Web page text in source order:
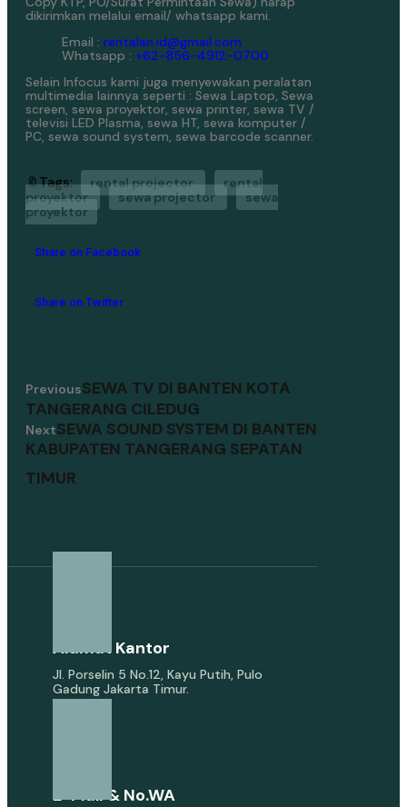
dikirimkan melalui email/ whatsapp kami.
Email : rentalan.id@gmail.com
Whatsapp : +62-856-4912-0700
Selain Infocus kami juga menyewakan peralatan
multimedia lainnya seperti : Sewa Laptop, Sewa
screen, sewa proyektor, sewa printer, sewa TV /
televisi LED Plasma, sewa HT, sewa komputer /
PC, sewa sound system, sewa barcode scanner.
🔖Tags: rental projector
rental
proyektor
sewa projector
sewa
proyektor
Share on Facebook
Share on Twitter
PreviousSEWA TV DI BANTEN KOTA
TANGERANG CILEDUG
NextSEWA SOUND SYSTEM DI BANTEN
KABUPATEN TANGERANG SEPATAN
TIMUR
Alamat Kantor
Jl. Porselin 5 No.12, Kayu Putih, Pulo
Gadung Jakarta Timur.
E-Mail & No.WA